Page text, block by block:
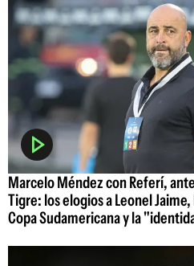
Marcelo Méndez con Referí,
Tigre: los elogios a Leonel
Copa Sudamericana y la